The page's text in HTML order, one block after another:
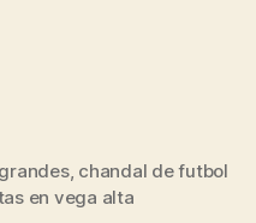
, chandal de futbol
en vega alta